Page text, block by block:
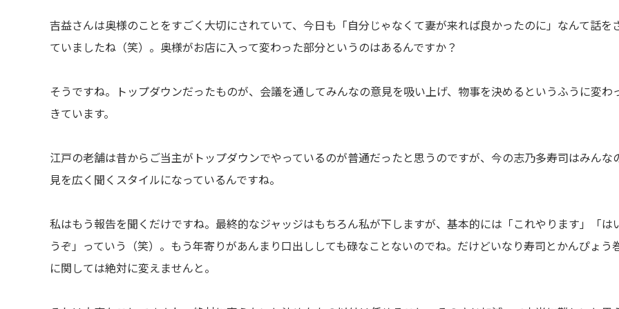
吉益さんは奥様のことをすごく大切にされていて、今日も「自分じゃなくて妻が来れば良かったのに」なんて話を
ていましたね（笑）。奥様がお店に入って変わった部分というのはあるんですか？
そうですね。トップダウンだったものが、会議を通してみんなの意見を吸い上げ、物事を決めるというふうに変わ
きています。
江戸の老舗は昔からご当主がトップダウンでやっているのが普通だったと思うのですが、今の志乃多寿司はみんな
見を広く聞くスタイルになっているんですね。
私はもう報告を聞くだけですね。最終的なジャッジはもちろん私が下しますが、基本的には「これやります」「は
うぞ」っていう（笑）。もう年寄りがあんまり口出ししても碌なことないのでね。だけどいなり寿司とかんぴょう
に関しては絶対に変えませんと。